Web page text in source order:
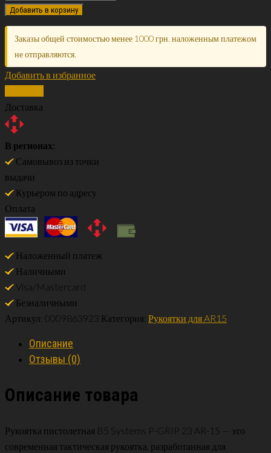
Добавить в корзину
Заказы общей стоимостью менее 1000 грн. наложенным платежом
не отправляются.
Добавить в избранное
Доставка
В регионах:
Самовывоз из точки
выдачи
Курьером по адресу
Оплата
Наложенный платеж
Наличными
Visa/Mastercard
Безналичными
Артикул: 0009863923 Категория: Рукоятки для AR15
Описание
Отзывы (0)
Описание товара
Рукоятка пистолетная B5 Systems P-GRIP 23 AR-15 — это
современная тактическая рукоятка, разработанная для